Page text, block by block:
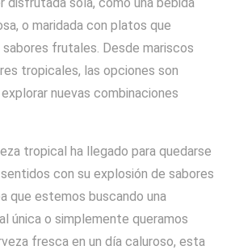
o maridada con platos que
frutales. Desde mariscos
tropicales, las opciones son
nuevas combinaciones
tropical ha llegado para quedarse
con su explosión de sabores
que estemos buscando una
única o simplemente queramos
fresca en un día caluroso, esta